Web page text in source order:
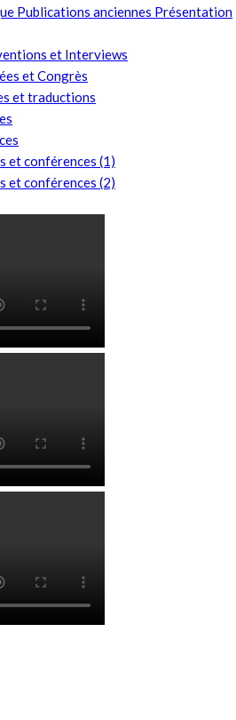
Publications anciennes Présentation
et Interviews
et Congrès
et traductions
et conférences (1)
et conférences (2)